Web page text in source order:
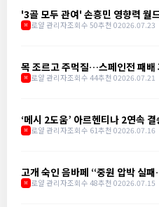
'3골 모두 관여' 손흥민 영향력 월
골로 LAFC 3-1 승리 견인
M 로얄 관리자조회수 50추천 02026.07.23
목 조르고 주먹질…스페인전 패배
다
M 로얄 관리자조회수 44추천 02026.07.21
‘메시 2도움’ 아르헨티나 2연속
2-1 역전승
M 로얄 관리자조회수 61추천 02026.07.16
고개 숙인 음바페 “중원 압박 실
인에 밀려"
M 로얄 관리자조회수 48추천 02026.07.15